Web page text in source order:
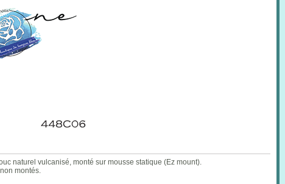
naturel vulcanisé, monté sur mousse statique (Ez mount).
montés.